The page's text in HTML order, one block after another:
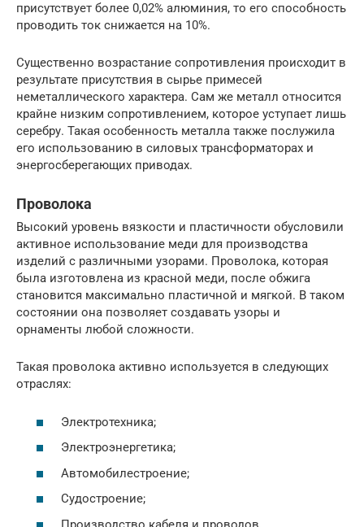
присутствует более 0,02% алюминия, то его способность
проводить ток снижается на 10%.
Существенно возрастание сопротивления происходит в
результате присутствия в сырье примесей
неметаллического характера. Сам же металл относится
крайне низким сопротивлением, которое уступает лишь
серебру. Такая особенность металла также послужила
его использованию в силовых трансформаторах и
энергосберегающих приводах.
Проволока
Высокий уровень вязкости и пластичности обусловили
активное использование меди для производства
изделий с различными узорами. Проволока, которая
была изготовлена из красной меди, после обжига
становится максимально пластичной и мягкой. В таком
состоянии она позволяет создавать узоры и
орнаменты любой сложности.
Такая проволока активно используется в следующих
отраслях:
Электротехника;
Электроэнергетика;
Автомобилестроение;
Судостроение;